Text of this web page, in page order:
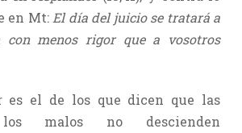
en Mt: El día del juicio se tratará a
menos rigor que a vosotros
es el de los que dicen que las
malos no descienden